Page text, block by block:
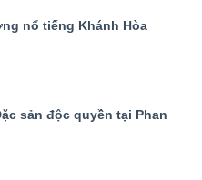
nổ tiếng Khánh Hòa
sản độc quyền tại Phan